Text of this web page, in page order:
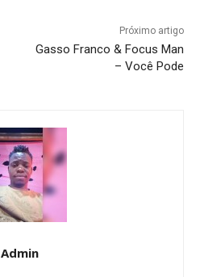
Próximo artigo
Gasso Franco & Focus Man
– Você Pode
Admin